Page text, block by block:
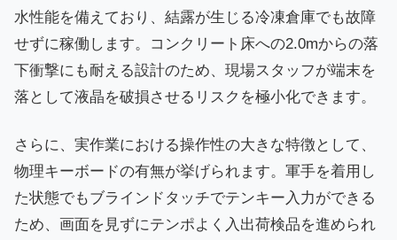
水性能を備えており、結露が生じる冷凍倉庫でも故障
せずに稼働します。コンクリート床への2.0mからの落
下衝撃にも耐える設計のため、現場スタッフが端末を
落として液晶を破損させるリスクを極小化できます。
さらに、実作業における操作性の大きな特徴として、
物理キーボードの有無が挙げられます。軍手を着用し
た状態でもブラインドタッチでテンキー入力ができる
ため、画面を見ずにテンポよく入出荷検品を進められ